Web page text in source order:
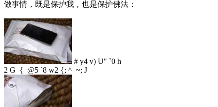
做事情，既是保护我，也是保护佛法：
# y4 v) U" `0 h
2 G { @5 `8 w2 {; ^ ~; J